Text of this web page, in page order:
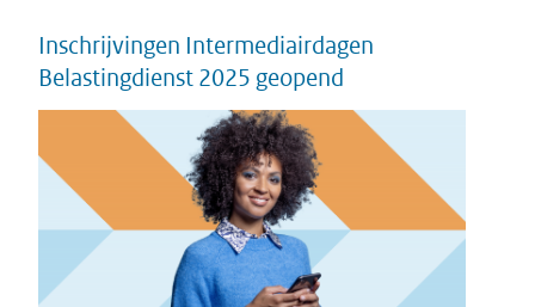
Inschrijvingen Intermediairdagen
Belastingdienst 2025 geopend